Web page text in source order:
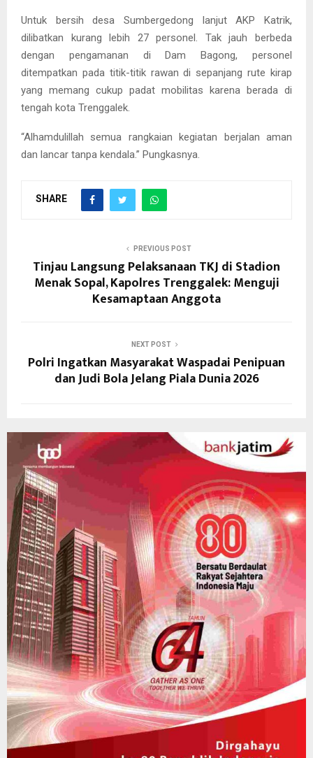
Untuk bersih desa Sumbergedong lanjut AKP Katrik,
dilibatkan kurang lebih 27 personel. Tak jauh berbeda
dengan pengamanan di Dam Bagong, personel
ditempatkan pada titik-titik rawan di sepanjang rute kirap
yang memang cukup padat mobilitas karena berada di
tengah kota Trenggalek.
“Alhamdulillah semua rangkaian kegiatan berjalan aman
dan lancar tanpa kendala.” Pungkasnya.
SHARE
PREVIOUS POST
Tinjau Langsung Pelaksanaan TKJ di Stadion
Menak Sopal, Kapolres Trenggalek: Menguji
Kesamaptaan Anggota
NEXT POST
Polri Ingatkan Masyarakat Waspadai Penipuan
dan Judi Bola Jelang Piala Dunia 2026